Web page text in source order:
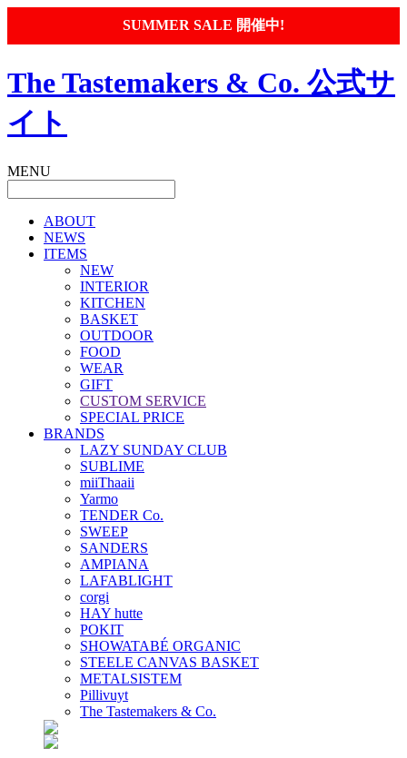
SUMMER SALE 開催中!
The Tastemakers & Co. 公式サ
イト
MENU
ABOUT
NEWS
ITEMS
NEW
INTERIOR
KITCHEN
BASKET
OUTDOOR
FOOD
WEAR
GIFT
CUSTOM SERVICE
SPECIAL PRICE
BRANDS
LAZY SUNDAY CLUB
SUBLIME
miiThaaii
Yarmo
TENDER Co.
SWEEP
SANDERS
AMPIANA
LAFABLIGHT
corgi
HAY hutte
POKIT
SHOWATABÉ ORGANIC
STEELE CANVAS BASKET
METALSISTEM
Pillivuyt
The Tastemakers & Co.